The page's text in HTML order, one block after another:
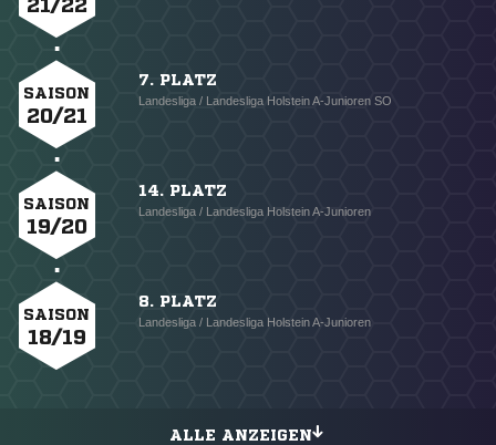
21/22
SAISON
20/21
7. PLATZ
Landesliga / Landesliga Holstein A-Junioren SO
SAISON
19/20
14. PLATZ
Landesliga / Landesliga Holstein A-Junioren
SAISON
18/19
8. PLATZ
Landesliga / Landesliga Holstein A-Junioren
ALLE ANZEIGEN